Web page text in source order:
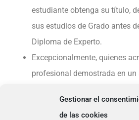
Gestionar el
de las cookies
estudiante obtenga su título,
sus estudios de Grado antes
Diploma de Experto.
Excepcionalmente, quienes
profesional demostrada en